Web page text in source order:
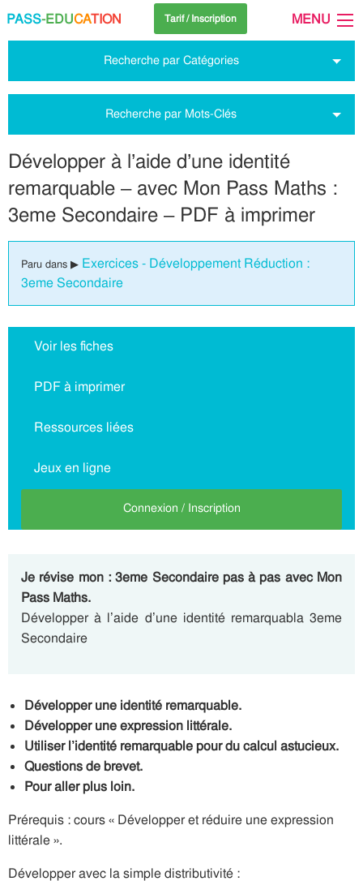
PASS-EDUCATION Tarif / Inscription MENU
Recherche par Catégories
Recherche par Mots-Clés
Développer à l’aide d’une identité
remarquable – avec Mon Pass Maths :
3eme Secondaire – PDF à imprimer
Paru dans ▶ Exercices - Développement Réduction :
3eme Secondaire
Voir les fiches
PDF à imprimer
Ressources liées
Jeux en ligne
Connexion / Inscription
Je révise mon : 3eme Secondaire pas à pas avec Mon
Pass Maths.
Développer à l’aide d’une identité remarquabla 3eme
Secondaire
Développer une identité remarquable.
Développer une expression littérale.
Utiliser l’identité remarquable pour du calcul astucieux.
Questions de brevet.
Pour aller plus loin.
Prérequis : cours « Développer et réduire une expression
littérale ».
Développer avec la simple distributivité :